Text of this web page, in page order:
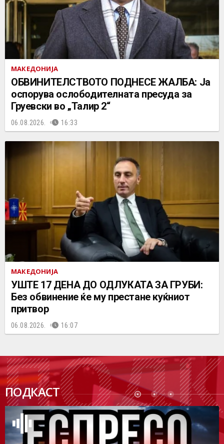
МАКЕДОНИЈА
ОБВИНИТЕЛСТВОТО ПОДНЕСЕ ЖАЛБА: Ја
оспорува ослободителната пресуда за
Груевски во „Талир 2“
06.08.2026. 16:33
МАКЕДОНИЈА
УШТЕ 17 ДЕНА ДО ОДЛУКАТА ЗА ГРУБИ:
Без обвинение ќе му престане куќниот
притвор
06.08.2026. 16:07
ПОДКАСТ
ПОДК